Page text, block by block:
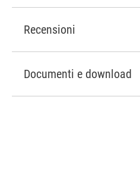
Recensioni
Documenti e download